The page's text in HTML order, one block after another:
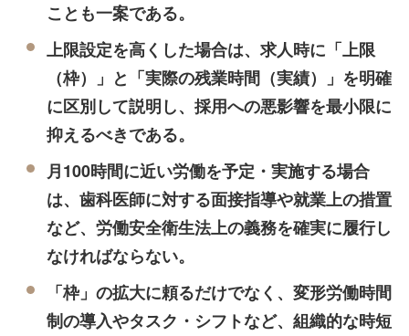
ことも一案である。
上限設定を高くした場合は、求人時に「上限
（枠）」と「実際の残業時間（実績）」を明確
に区別して説明し、採用への悪影響を最小限に
抑えるべきである。
月100時間に近い労働を予定・実施する場合
は、歯科医師に対する面接指導や就業上の措置
など、労働安全衛生法上の義務を確実に履行し
なければならない。
「枠」の拡大に頼るだけでなく、変形労働時間
制の導入やタスク・シフトなど、組織的な時短